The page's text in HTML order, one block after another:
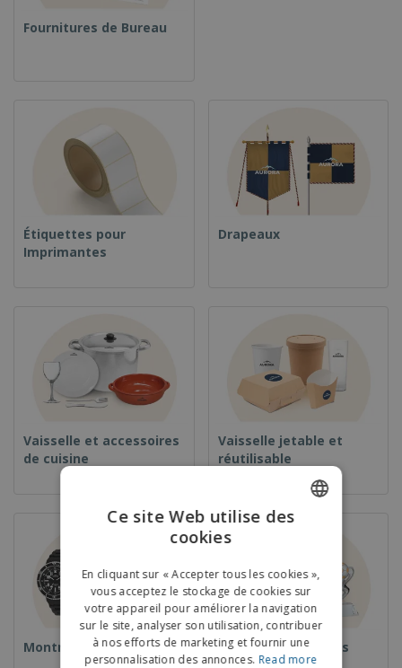
Fournitures de Bureau
Étiquettes pour
Imprimantes
Drapeaux
Vaisselle et accessoires
de cuisine
Vaisselle jetable et
réutilisable
Montres Coupes et Trophées
DUTCH
PORTUGUESE
SPANISH
Ce site Web utilise des
cookies
En cliquant sur « Accepter tous les cookies »,
vous acceptez le stockage de cookies sur
votre appareil pour améliorer la navigation
sur le site, analyser son utilisation, contribuer
à nos efforts de marketing et fournir une
personnalisation des annonces. Read more